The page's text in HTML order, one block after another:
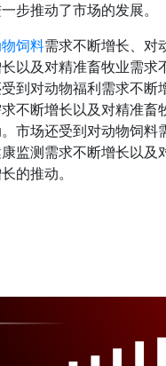
步推动了市场的发展。
饲料需求不断增长、对
以及对精准畜牧业需求
到对动物福利需求不断
不断增长以及对精准畜
市场还受到对动物饲料
监测需求不断增长以及
的推动。